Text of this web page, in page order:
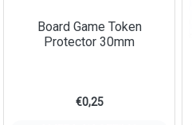
Board Game Token
Protector 30mm
€0,25